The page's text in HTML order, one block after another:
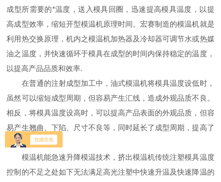
成型所需要的*温度，送入模具回圈，迅速提高模具温度，以提
高成型效率，缩短开型模温机原理时间。宏赛制造的模温机就是
利用热交换原理，机内之模温机加热器及冷却器可调节水或热媒
油之温度，并快速循环于模具在成型的时间内保持稳定的温度，
以提高产品品质和效率.
在普通的注射成型加工中，油式模温机将模具温度设低时，
虽然可以缩短成型周期，但容易产生汇线，造成外观品质不良。
相反，将模具温度设高时，可以提高产品表面的外观品质，但容
易产生翘曲、下陷、尺寸不良等，同时延长了成型周期，提高了
成本。
模温机能急速升降模温技术，挤出模温机传统注塑模具温度
控制的不足之处如下无法满足高光注塑中快速升温及快速降温的